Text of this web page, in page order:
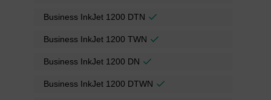
Business InkJet 1200 DTN
Business InkJet 1200 TWN
Business InkJet 1200 DN
Business InkJet 1200 DTWN